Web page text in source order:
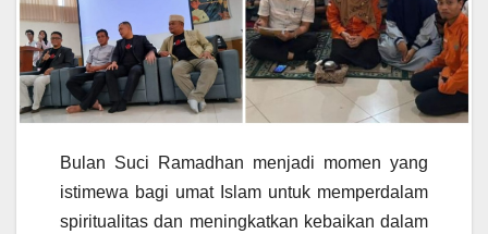
Bulan Suci Ramadhan menjadi momen yang
istimewa bagi umat Islam untuk memperdalam
spiritualitas dan meningkatkan kebaikan dalam